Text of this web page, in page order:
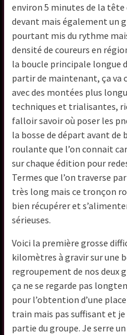
environ 5 minutes de la tête
devant mais également un
pourtant mis du rythme
densité de coureurs en
la boucle principale longue
partir de maintenant, ça va
avec des montées plus
techniques et trialisantes,
falloir savoir où poser les
la bosse de départ avant
roulante que l’on connait
sur chaque édition pour
Termes que l’on traverse
très long mais ce tronçon
bien récupérer et
sérieuses.
Voici la première grosse
kilomètres à gravir sur une
regroupement de nos deux
ça ne se regarde pas
pour l’obtention d’une
train mais pas suffisant et
partie du groupe. Je serre